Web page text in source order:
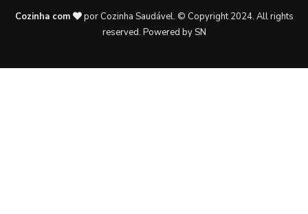
Cozinha com
por Cozinha Saudável. © Copyright 2024. All rights
reserved. Powered by SN